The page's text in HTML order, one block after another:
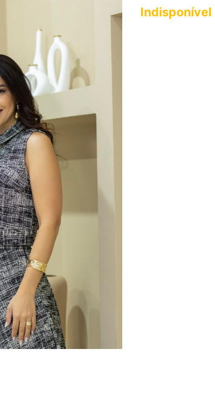
Indisponível